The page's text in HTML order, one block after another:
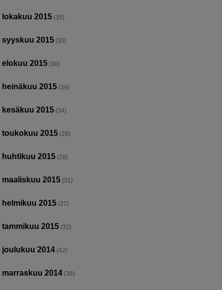
lokakuu 2015 (35)
syyskuu 2015 (30)
elokuu 2015 (30)
heinäkuu 2015 (34)
kesäkuu 2015 (34)
toukokuu 2015 (29)
huhtikuu 2015 (28)
maaliskuu 2015 (31)
helmikuu 2015 (27)
tammikuu 2015 (32)
joulukuu 2014 (42)
marraskuu 2014 (36)